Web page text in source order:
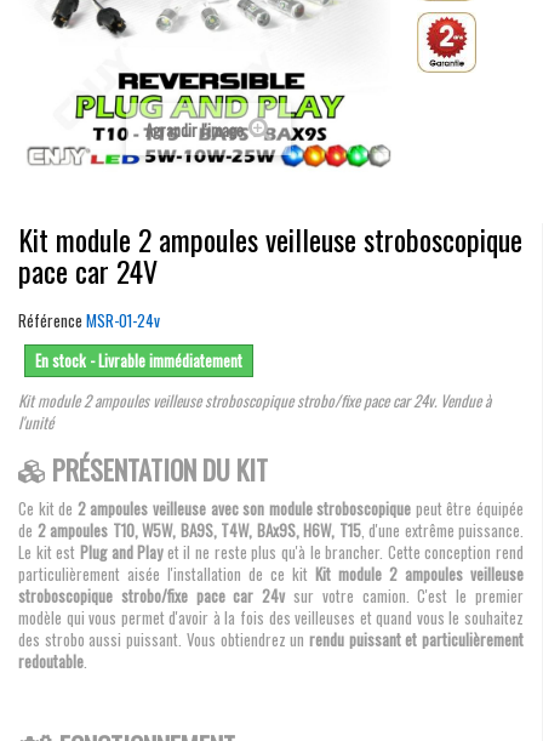
Agrandir l'image
Kit module 2 ampoules veilleuse stroboscopique
pace car 24V
Référence MSR-01-24v
En stock - Livrable immédiatement
Kit module 2 ampoules veilleuse stroboscopique strobo/fixe pace car 24v. Vendue à
l'unité
PRÉSENTATION DU KIT
Ce kit de 2 ampoules veilleuse avec son module stroboscopique peut être équipée
de 2 ampoules T10, W5W, BA9S, T4W, BAx9S, H6W, T15, d'une extrême puissance.
Le kit est Plug and Playet il ne reste plus qu'à le brancher. Cette conception rend
particulièrement aisée l'installation de ce kit Kit module 2 ampoules veilleuse
stroboscopique strobo/fixe pace car 24v sur votre camion. C'est le premier
modèle qui vous permet d'avoir à la fois des veilleuses et quand vous le souhaitez
des strobo aussi puissant. Vous obtiendrez un rendu puissant et particulièrement
redoutable